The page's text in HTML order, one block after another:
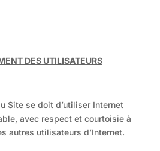
DES UTILISATEURS
Site se doit d’utiliser Internet
avec respect et courtoisie à
autres utilisateurs d’Internet.